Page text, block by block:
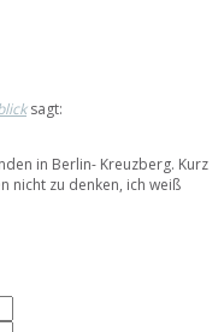
sagt:
in Berlin- Kreuzberg. Kurz
nicht zu denken, ich weiß